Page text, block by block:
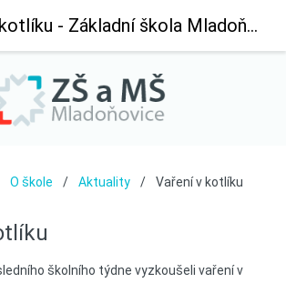
O škole Aktuality Vaření v kotlíku
školního týdne vyzkoušeli vaření v
Vaření v kotlíku - Základní škola Mladoňovice